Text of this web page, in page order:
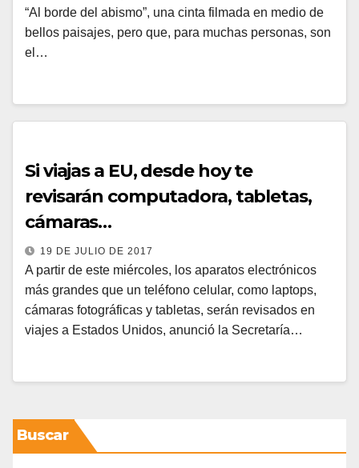
“Al borde del abismo”, una cinta filmada en medio de
bellos paisajes, pero que, para muchas personas, son
el…
Si viajas a EU, desde hoy te
revisarán computadora, tabletas,
cámaras…
19 DE JULIO DE 2017
A partir de este miércoles, los aparatos electrónicos
más grandes que un teléfono celular, como laptops,
cámaras fotográficas y tabletas, serán revisados en
viajes a Estados Unidos, anunció la Secretaría…
Buscar